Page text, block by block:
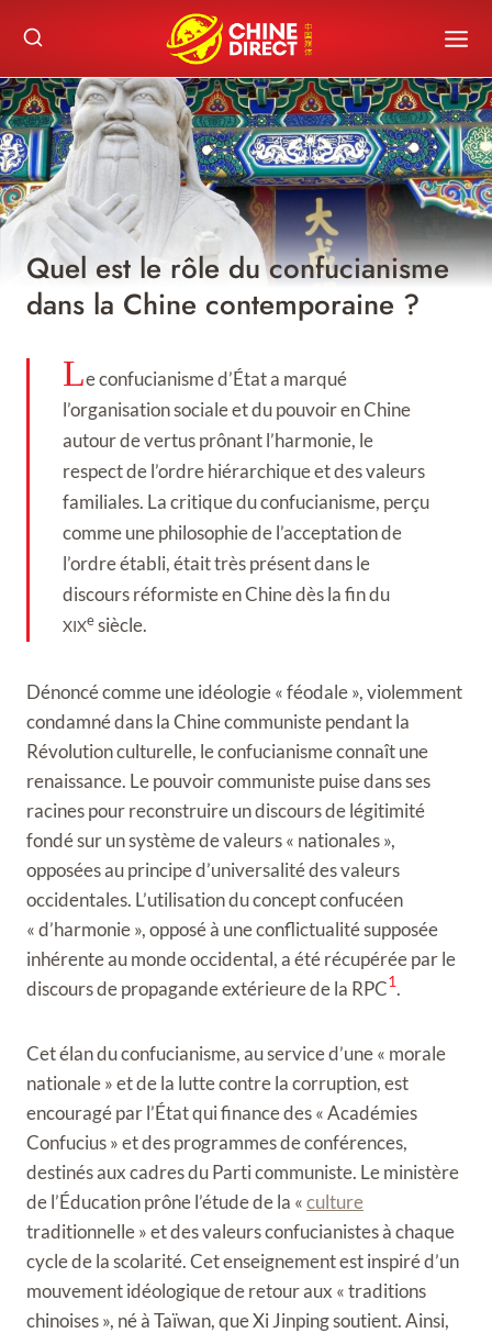
content
Quel est le rôle du confucianisme
dans la Chine contemporaine ?
Le confucianisme d’État a marqué
l’organisation sociale et du pouvoir en Chine
autour de vertus prônant l’harmonie, le
respect de l’ordre hiérarchique et des valeurs
familiales. La critique du confucianisme, perçu
comme une philosophie de l’acceptation de
l’ordre établi, était très présent dans le
discours réformiste en Chine dès la fin du
XIXesiècle.
Dénoncé comme une idéologie « féodale », violemment
condamné dans la Chine communiste pendant la
Révolution culturelle, le confucianisme connaît une
renaissance. Le pouvoir communiste puise dans ses
racines pour reconstruire un discours de légitimité
fondé sur un système de valeurs « nationales »,
opposées au principe d’universalité des valeurs
occidentales. L’utilisation du concept confucéen
« d’harmonie », opposé à une conflictualité supposée
inhérente au monde occidental, a été récupérée par le
discours de propagande extérieure de la RPC1.
Cet élan du confucianisme, au service d’une « morale
nationale » et de la lutte contre la corruption, est
encouragé par l’État qui finance des « Académies
Confucius » et des programmes de conférences,
destinés aux cadres du Parti communiste. Le ministère
de l’Éducation prône l’étude de la «culture
traditionnelle » et des valeurs confucianistes à chaque
cycle de la scolarité. Cet enseignement est inspiré d’un
mouvement idéologique de retour aux « traditions
chinoises », né à Taïwan, que Xi Jinping soutient. Ainsi,